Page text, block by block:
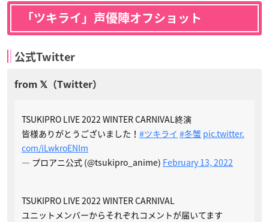
「ツキライ」声優陣オフショット
公式Twitter
TSUKIPRO LIVE 2022 WINTER CARNIVAL終演
皆様ありがとうございました！ #ツキライ #冬蟹 pic.twitter.
com/iLwkroENIm
— プロアニ公式 (@tsukipro_anime) February 13, 2022
TSUKIPRO LIVE 2022 WINTER CARNIVAL
ユニットメンバーからそれぞれコメントが届いてます